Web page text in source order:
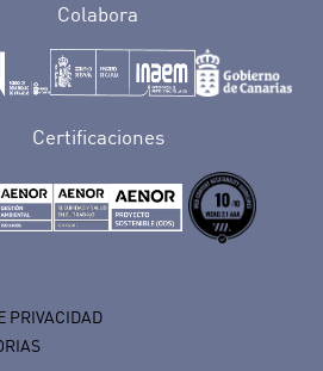
Colabora
Certificaciones
PRIVACIDAD